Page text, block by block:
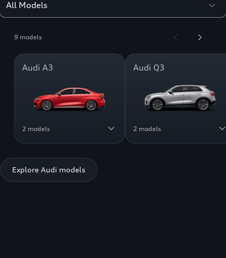
9 models
Audi A3
2 models
Audi Q3
2 models
Explore Audi models